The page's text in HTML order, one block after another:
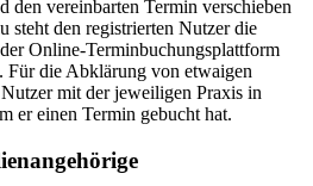
den vereinbarten Termin verschieben
steht den registrierten Nutzer die
Online-Terminbuchungsplattform
die Abklärung von etwaigen
mit der jeweiligen Praxis in
er einen Termin gebucht hat.